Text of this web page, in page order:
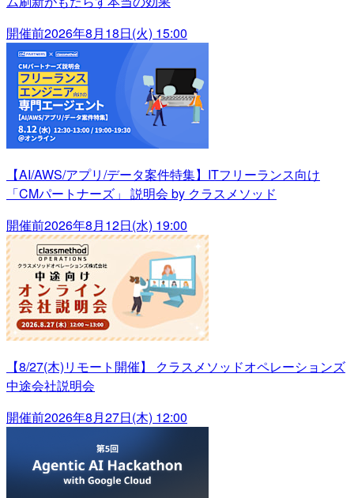
開催前2026年8月18日(火) 15:00
【AI/AWS/アプリ/データ案件特集】ITフリーランス向け
「CMパートナーズ」 説明会 by クラスメソッド
開催前2026年8月12日(水) 19:00
【8/27(木)リモート開催】 クラスメソッドオペレーションズ
中途会社説明会
開催前2026年8月27日(木) 12:00